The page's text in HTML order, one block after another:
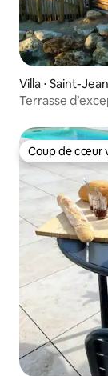
Villa ⋅ Saint-
Terrasse
Coup de cœur
Coup de cœur